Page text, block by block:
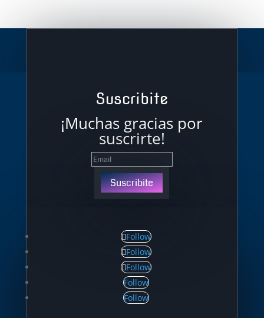
Suscribite
¡Muchas gracias por
suscrirte!
Suscribite
Follow
Follow
Follow
Follow
Follow